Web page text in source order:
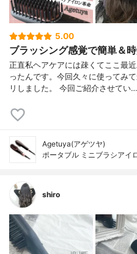
5.00
ブラッシング感覚で簡単＆時
正直私ヘアケアには疎くてここ最
ったんです。今回久々に使ってみ
リしました。 今回ご紹介させてい…
Agetuya(アゲツヤ)
ポータブル ミニブラシアイ
shiro